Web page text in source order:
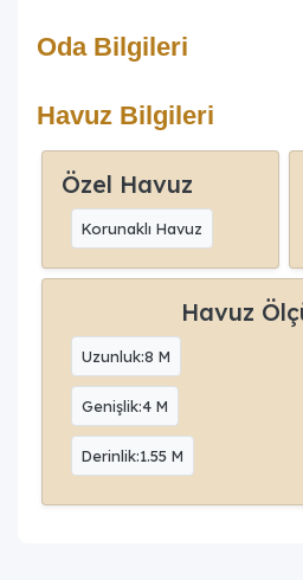
Oda Bilgileri
Havuz Bilgileri
Özel Havuz
Korunaklı Havuz
Havuz
Uzunluk:8 M
Genişlik:4 M
Derinlik:1.55 M